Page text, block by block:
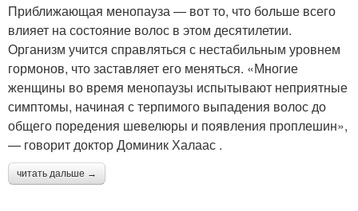
Приближающая менопауза — вот то, что больше всего
влияет на состояние волос в этом десятилетии.
Организм учится справляться с нестабильным уровнем
гормонов, что заставляет его меняться. «Многие
женщины во время менопаузы испытывают неприятные
симптомы, начиная с терпимого выпадения волос до
общего поредения шевелюры и появления проплешин»,
— говорит доктор Доминик Халаас .
читать дальше →